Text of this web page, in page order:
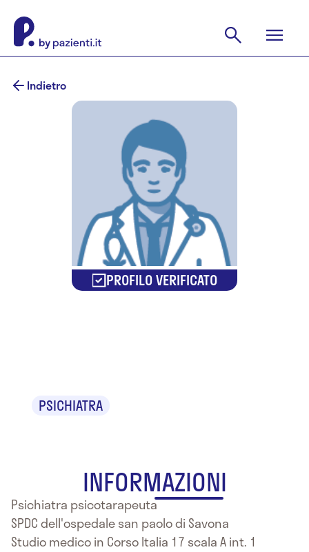
Indietro
PROFILO VERIFICATO
PSICHIATRA
INFORMAZIONI
Psichiatra psicotarapeuta
SPDC dell'ospedale san paolo di Savona
Studio medico in Corso Italia 17 scala A int. 1